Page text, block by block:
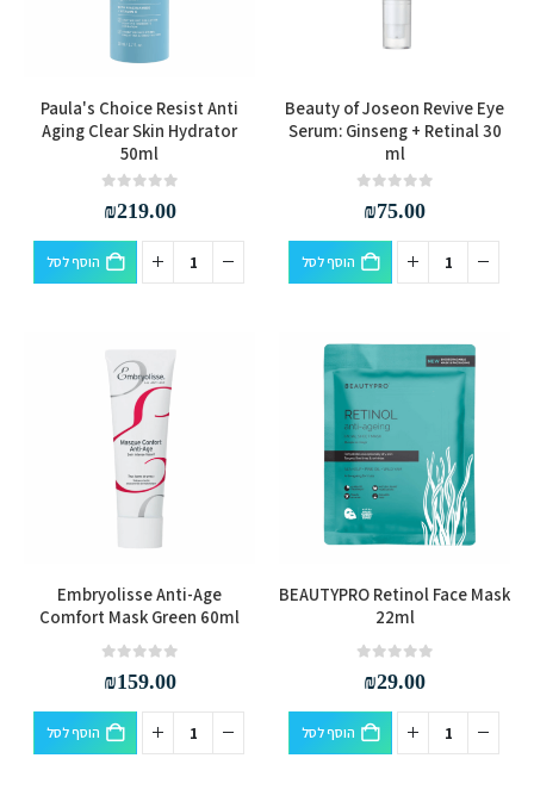
Beauty of Joseon Revive Eye
Serum: Ginseng + Retinal 30
ml
₪75.00
הוסף לסל
Paula's Choice Resist Anti
Aging Clear Skin Hydrator
50ml
₪219.00
הוסף לסל
BEAUTYPRO Retinol Face Mask
22ml
₪29.00
הוסף לסל
Embryolisse Anti-Age
Comfort Mask Green 60ml
₪159.00
הוסף לסל